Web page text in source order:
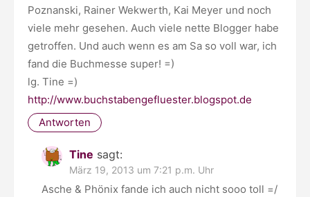
Poznanski, Rainer Wekwerth, Kai Meyer und noch
viele mehr gesehen. Auch viele nette Blogger habe
getroffen. Und auch wenn es am Sa so voll war, ich
fand die Buchmesse super! =)
lg. Tine =)
http://www.buchstabengefluester.blogspot.de
Antworten
Tine sagt:
März 19, 2013 um 7:21 p.m. Uhr
Asche & Phönix fande ich auch nicht sooo toll =/